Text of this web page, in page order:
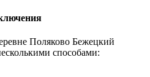
Поляково Бежецкий
способами: